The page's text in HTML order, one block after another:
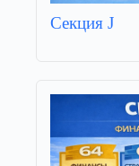
Секция J